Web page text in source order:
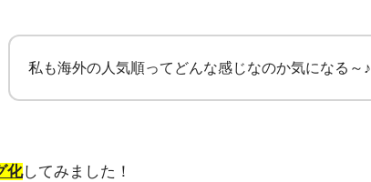
私も海外の人気順ってどんな感じなのか気になる～♪
化してみました！